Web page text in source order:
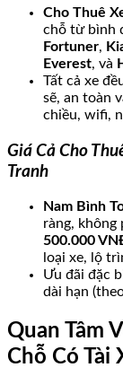
Cho Thuê
chỗ từ bình
Fortuner,
Everest, và
Tất cả xe
sẽ, an toàn
chiều, wifi,
Giá Cả Cho
Tranh
Nam Bình
ràng, không
500.000
loại xe, lộ
Ưu đãi đặc
dài hạn
Quan Tâm
Chỗ Có Tài